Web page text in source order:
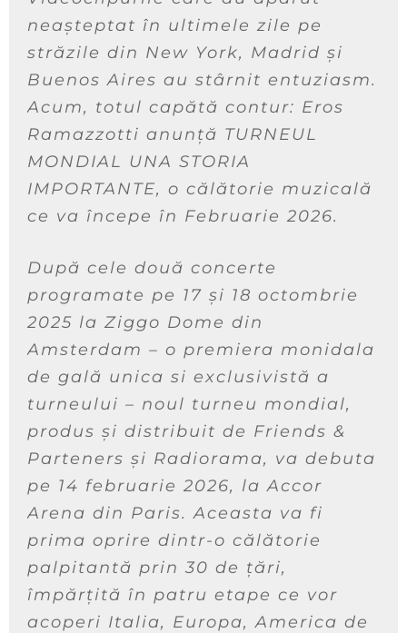
neașteptat în ultimele zile pe
străzile din New York, Madrid și
Buenos Aires au stârnit entuziasm.
Acum, totul capătă contur: Eros
Ramazzotti anunță TURNEUL
MONDIAL UNA STORIA
IMPORTANTE, o călătorie muzicală
ce va începe în Februarie 2026.
După cele două concerte
programate pe 17 și 18 octombrie
2025 la Ziggo Dome din
Amsterdam – o premiera monidala
de gală unica si exclusivistă a
turneului – noul turneu mondial,
produs și distribuit de Friends &
Parteners și Radiorama, va debuta
pe 14 februarie 2026, la Accor
Arena din Paris. Aceasta va fi
prima oprire dintr-o călătorie
palpitantă prin 30 de țări,
împărțită în patru etape ce vor
acoperi Italia, Europa, America de